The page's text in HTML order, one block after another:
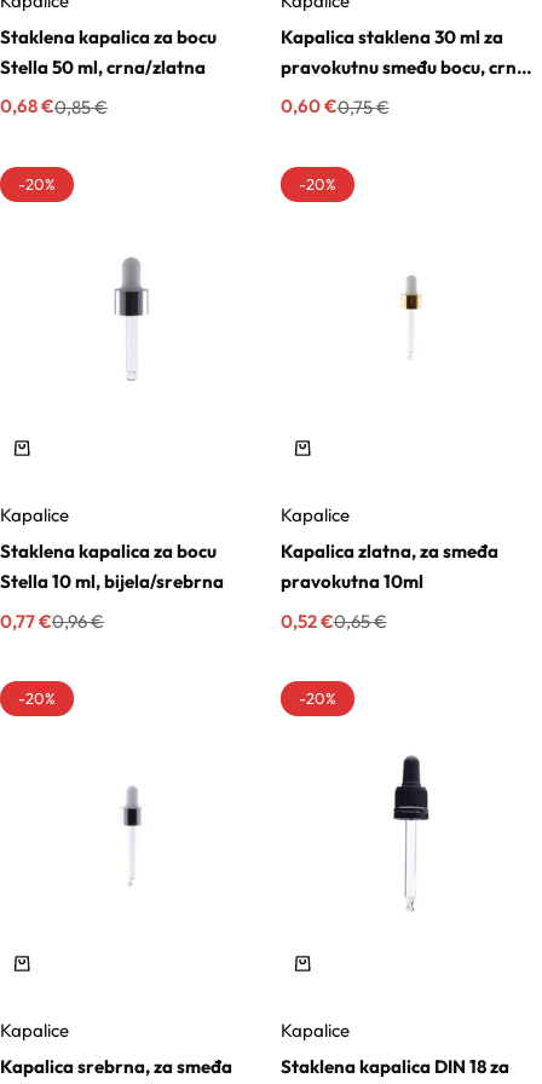
Staklena kapalica za bocu
Stella 50 ml, crna/zlatna
0,85€
0,68€
Kapalica staklena 30 ml za
pravokutnu smeđu bocu, crno-
zlatna0,75€
0,60€
-20%
Kapalice
Staklena kapalica za bocu
Stella 10 ml, bijela/srebrna
0,96€
0,77€
-20%
Kapalice
Kapalica zlatna, za smeđa
pravokutna 10ml
0,65€
0,52€
-20%
Kapalice
Kapalica srebrna, za smeđa
-20%
Kapalice
Staklena kapalica DIN 18 za
Gelovi
Hidrolati
Hijaluronske kiseline
Konzervansi
Kozmetički mirisi
Otapala